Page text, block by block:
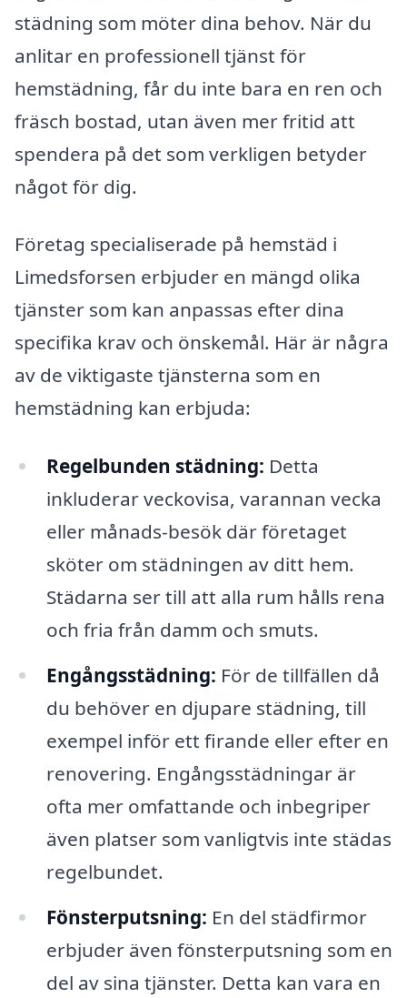
städning som möter dina behov. När du
anlitar en professionell tjänst för
hemstädning, får du inte bara en ren och
fräsch bostad, utan även mer fritid att
spendera på det som verkligen betyder
något för dig.
Företag specialiserade på hemstäd i
Limedsforsen erbjuder en mängd olika
tjänster som kan anpassas efter dina
specifika krav och önskemål. Här är några
av de viktigaste tjänsterna som en
hemstädning kan erbjuda:
Regelbunden städning: Detta
inkluderar veckovisa, varannan vecka
eller månads-besök där företaget
sköter om städningen av ditt hem.
Städarna ser till att alla rum hålls rena
och fria från damm och smuts.
Engångsstädning: För de tillfällen då
du behöver en djupare städning, till
exempel inför ett firande eller efter en
renovering. Engångsstädningar är
ofta mer omfattande och inbegriper
även platser som vanligtvis inte städas
regelbundet.
Fönsterputsning: En del städfirmor
erbjuder även fönsterputsning som en
del av sina tjänster. Detta kan vara en